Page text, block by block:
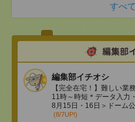
すべ
編集部イチオシ
【完全在宅！】難しい業
11時～時短＊データ入力
8月15日・16日＞ドーム
(8/7UP!)